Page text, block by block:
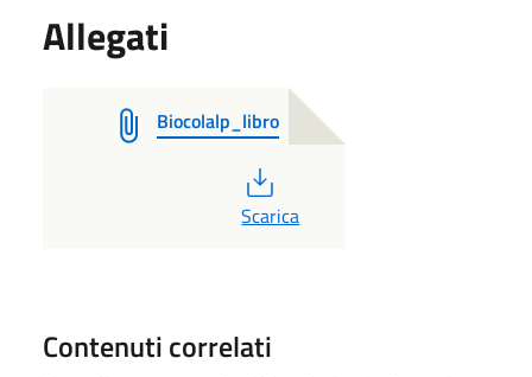
Allegati
Biocolalp_libro
PDF
Scarica
Contenuti correlati